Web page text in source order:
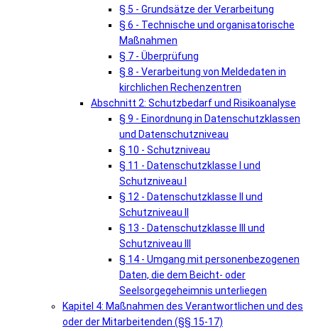
§ 5 - Grundsätze der Verarbeitung
§ 6 - Technische und organisatorische
Maßnahmen
§ 7 - Überprüfung
§ 8 - Verarbeitung von Meldedaten in
kirchlichen Rechenzentren
Abschnitt 2: Schutzbedarf und Risikoanalyse
§ 9 - Einordnung in Datenschutzklassen
und Datenschutzniveau
§ 10 - Schutzniveau
§ 11 - Datenschutzklasse I und
Schutzniveau I
§ 12 - Datenschutzklasse II und
Schutzniveau II
§ 13 - Datenschutzklasse III und
Schutzniveau III
§ 14 - Umgang mit personenbezogenen
Daten, die dem Beicht- oder
Seelsorgegeheimnis unterliegen
Kapitel 4: Maßnahmen des Verantwortlichen und des
oder der Mitarbeitenden (§§ 15-17)